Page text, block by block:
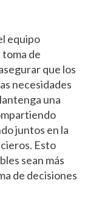
equipo
de
que los
necesidades
una
juntos en la
Esto
sean más
de decisiones